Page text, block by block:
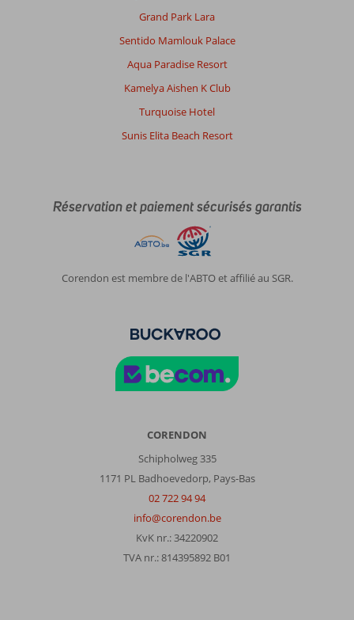
Grand Park Lara
Sentido Mamlouk Palace
Aqua Paradise Resort
Kamelya Aishen K Club
Turquoise Hotel
Sunis Elita Beach Resort
Réservation et paiement sécurisés garantis
Corendon est membre de l'ABTO et affilié au SGR.
CORENDON
Schipholweg 335
1171 PL Badhoevedorp, Pays-Bas
02 722 94 94
info@corendon.be
KvK nr.: 34220902
TVA nr.: 814395892 B01